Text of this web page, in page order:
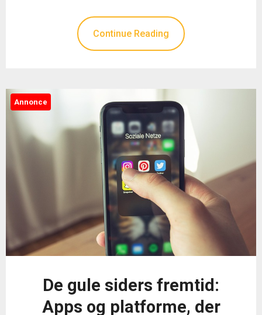
Continue Reading
Annonce
De gule siders fremtid:
Apps og platforme, der